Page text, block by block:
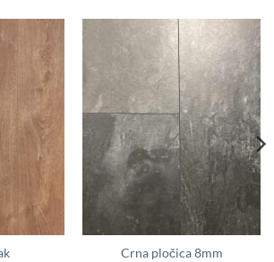
Crna pločica 8mm